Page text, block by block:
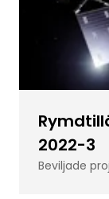
2022-3
Beviljade